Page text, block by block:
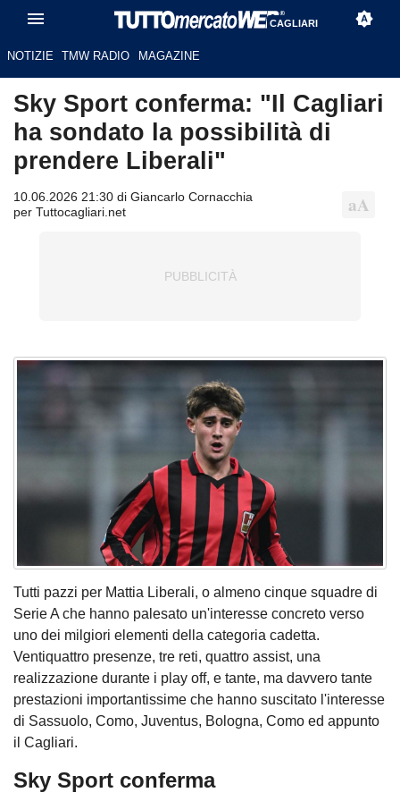
CAGLIARI
NOTIZIE TMW RADIO MAGAZINE
Sky Sport conferma: "Il Cagliari
ha sondato la possibilità di
prendere Liberali"
10.06.2026 21:30 di Giancarlo Cornacchia
per Tuttocagliari.net
Tutti pazzi per Mattia Liberali, o almeno cinque squadre di
Serie A che hanno palesato un'interesse concreto verso
uno dei milgiori elementi della categoria cadetta.
Ventiquattro presenze, tre reti, quattro assist, una
realizzazione durante i play off, e tante, ma davvero tante
prestazioni importantissime che hanno suscitato l'interesse
di Sassuolo, Como, Juventus, Bologna, Como ed appunto
il Cagliari.
Sky Sport conferma